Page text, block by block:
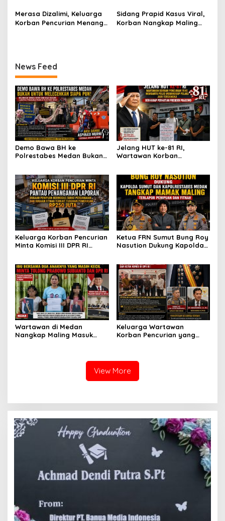
Pemerasan Rp250 Juta
Bersama Dua Anaknya
yang Masih Kecil Minta
Tolong Prabowo Subianto
Dibohongi Kapolrestabes
Medan, Kirim Surat ke
Presiden Prabowo, Komisi
Merasa Dizalimi, Keluarga
Korban Pencurian Menangis
Sidang Prapid Kasus Viral,
Korban Nangkap Maling
News Feed
Demo Bawa BH ke
Polrestabes Medan Bukan
dan Rasa Kecewa
Lambatnya Penanganan
Pekara di Polrestabes
Medan
Jelang HUT ke-81 RI,
Wartawan Korban
Jadi Tersangka Berharap
Perhatian Presiden
Prabowo
Keluarga Korban Pencurian
Minta Komisi III DPR RI
Bermodus Surat
Perdamaian dan Dugaan
Fitnah Terkait Tuduhan
Pemerasan Rp250 Juta
Ketua FRN Sumut Bung Roy
Nasution Dukung Kapolda
Kasus Dugaan Penipuan
dan Fitnah
Wartawan di Medan
Nangkap Maling Masuk
Tolong Prabowo Subianto
Keluarga Wartawan
Korban Pencurian yang
Presiden Prabowo, Komisi
III DPR RI dan Kapolri!
View More